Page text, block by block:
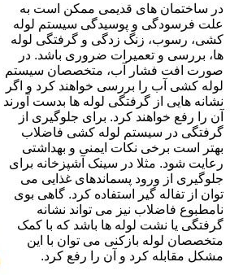
در ساختمان های قدیمی ممکن است به
علت فرسودگی و پوسیدگی سیستم لوله
کشی، رسوب، زنگ زدگی و گرفتگی لوله
ها، بررسی و تعمیرات ضروری باشد. در
صورت افت فشار آب، متخصصان سیستم
لوله کشی آب را بررسی خواهند کرد و اگر
نشانه هایی از گرفتگی لوله ها بدست آورند
آن را رفع خواهند کرد. برای جلوگیری از
گرفتگی در سیستم لوله کشی فاضلاب
بهتر است برخی نکات ایمنی و بهداشتی
رعایت شود. مثلا در سینک آشپزخانه برای
جلوگیری از ورود پسماندهای غذایی می
توان از تفاله گیر استفاده کرد. گاهی بوی
نامطبوع فاضلاب نیز می تواند نشانه
گرفتگی یا نشت لوله ها باشد که با کمک
متخصصان لوله بازکنی می توان با این
مشکل مقابله کرد و آن را رفع کرد.